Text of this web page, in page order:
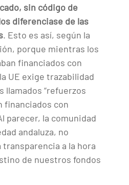
sin código de
diferenciase de las
. Esto es así, según la
porque mientras los
financiados con
UE exige trazabilidad
llamados “refuerzos
financiados con
parecer, la comunidad
andaluza, no
a la hora
de nuestros fondos